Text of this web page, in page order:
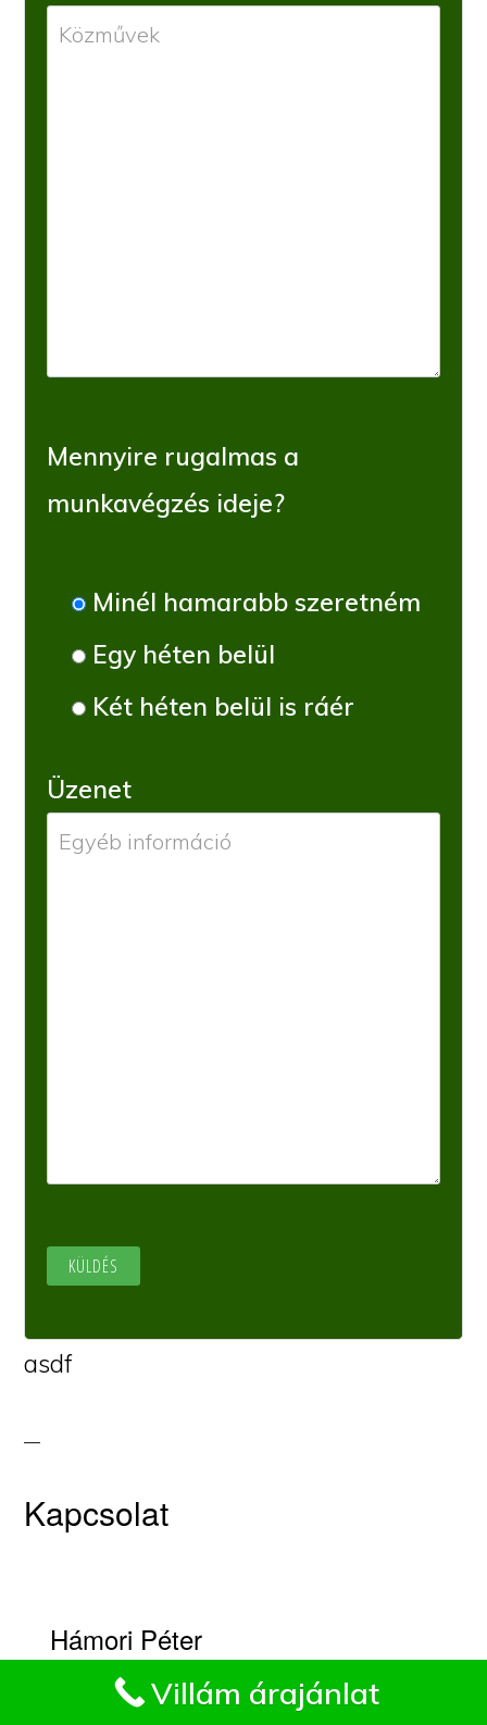
Mennyire rugalmas a
munkavégzés ideje?
Minél hamarabb szeretném
Egy héten belül
Két héten belül is ráér
Üzenet
asdf
Kapcsolat
Hámori Péter
Fakivágási kapcsolat
Villám árajánlat